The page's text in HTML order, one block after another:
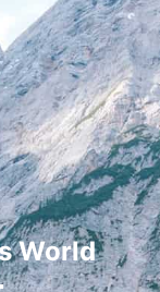
World